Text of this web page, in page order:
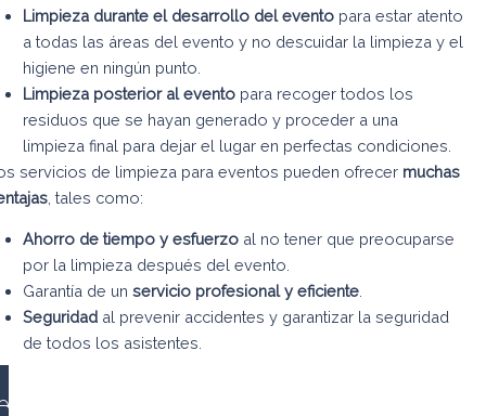
Limpieza durante el desarrollo del eventopara estar atento
a todas las áreas del evento y no descuidar la limpieza y el
higiene en ningún punto.
Limpieza posterior al eventopara recoger todos los
residuos que se hayan generado y proceder a una
limpieza final para dejar el lugar en perfectas condiciones.
servicios de limpieza para eventos pueden ofrecer muchas
, tales como:
Ahorro de tiempo y esfuerzoal no tener que preocuparse
por la limpieza después del evento.
Garantía de un servicio profesional y eficiente.
Seguridad al prevenir accidentes y garantizar la seguridad
de todos los asistentes.
UN PRESUPUESTO